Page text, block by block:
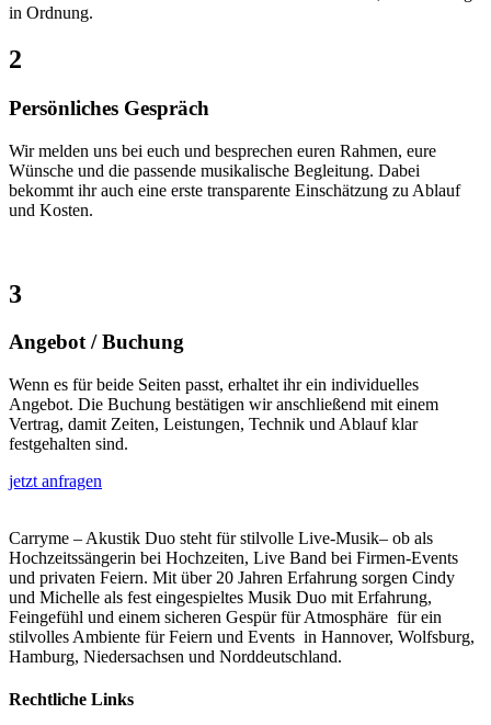
in Ordnung.
2
Persönliches Gespräch
Wir melden uns bei euch und besprechen euren Rahmen, eure
Wünsche und die passende musikalische Begleitung. Dabei
bekommt ihr auch eine erste transparente Einschätzung zu Ablauf
und Kosten.
3
Angebot / Buchung
Wenn es für beide Seiten passt, erhaltet ihr ein individuelles
Angebot. Die Buchung bestätigen wir anschließend mit einem
Vertrag, damit Zeiten, Leistungen, Technik und Ablauf klar
festgehalten sind.
jetzt anfragen
Carryme – Akustik Duo steht für stilvolle Live-Musik– ob als
Hochzeitssängerin bei Hochzeiten, Live Band bei Firmen-Events
und privaten Feiern. Mit über 20 Jahren Erfahrung sorgen Cindy
und Michelle als fest eingespieltes Musik Duo mit Erfahrung,
Feingefühl und einem sicheren Gespür für Atmosphäre fürein
stilvolles Ambiente für Feiern und Events in Hannover, Wolfsburg,
Hamburg, Niedersachsen und Norddeutschland.
Rechtliche Links